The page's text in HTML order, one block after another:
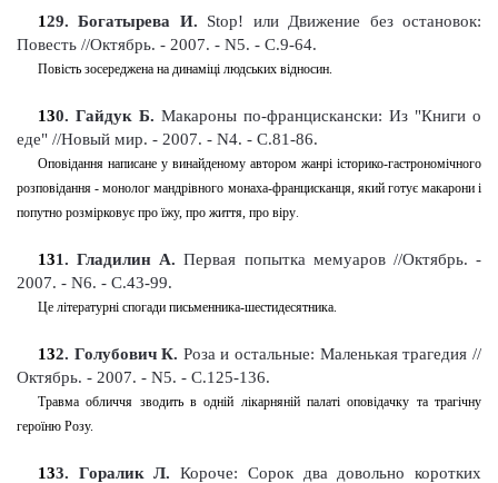
129. Богатырева И. Stop! или Движение без остановок:
Повесть //Октябрь. - 2007. - N5. - С.9-64.
Повість зосереджена на динаміці людських відносин.
130. Гайдук Б. Макароны по-францискански: Из "Книги о
еде" //Новый мир. - 2007. - N4. - С.81-86.
Оповідання написане у винайденому автором жанрі історико-гастрономічного
розповідання - монолог мандрівного монаха-францисканця, який готує макарони і
попутно розмірковує про їжу, про життя, про віру.
131. Гладилин А. Первая попытка мемуаров //Октябрь. -
2007. - N6. - С.43-99.
Це літературні спогади письменника-шестидесятника.
132. Голубович К. Роза и остальные: Маленькая трагедия //
Октябрь. - 2007. - N5. - С.125-136.
Травма обличчя зводить в одній лікарняній палаті оповідачку та трагічну
героїню Розу.
133. Горалик Л. Короче: Сорок два довольно коротких